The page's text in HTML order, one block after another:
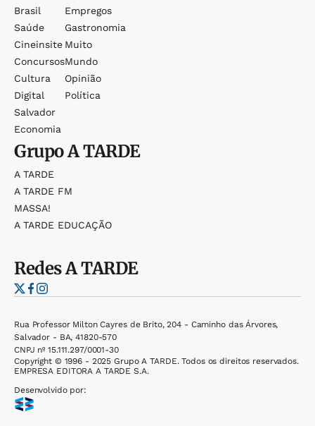
Brasil
Saúde
Cineinsite
Concursos
Cultura
Digital
Salvador
Economia
Empregos
Gastronomia
Muito
Mundo
Opinião
Política
GrupoA TARDE
A TARDE
A TARDE FM
MASSA!
A TARDE EDUCAÇÃO
RedesA TARDE
Rua Professor Milton Cayres de Brito, 204 - Caminho das Árvores,
Salvador - BA, 41820-570
CNPJ nº 15.111.297/0001-30
Copyright © 1996 - 2025 Grupo A TARDE. Todos os direitos reservados.
EMPRESA EDITORA A TARDE S.A.
Desenvolvido por: